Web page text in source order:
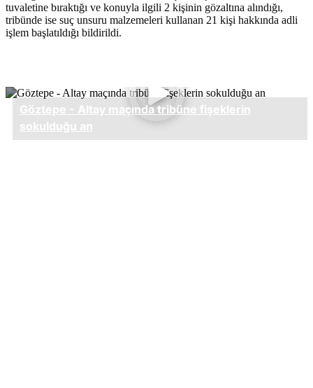
tuvaletine bıraktığı ve konuyla ilgili 2 kişinin gözaltına alındığı,
tribünde ise suç unsuru malzemeleri kullanan 21 kişi hakkında adli
işlem başlatıldığı bildirildi.